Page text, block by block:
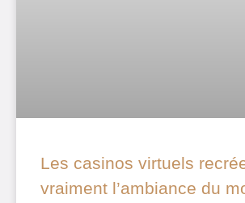
Les casinos virtuels
vraiment l’ambiance du